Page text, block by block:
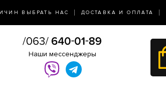
ВЫБРАТЬ НАС ДОСТАВКА И ОПЛАТА
Наши мессенджеры